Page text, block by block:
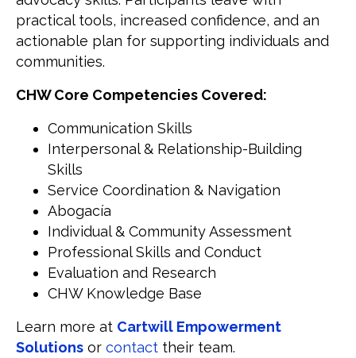
practical tools, increased confidence, and an
actionable plan for supporting individuals and
communities.
CHW Core Competencies Covered:
Communication Skills
Interpersonal & Relationship-Building
Skills
Service Coordination & Navigation
Abogacía
Individual & Community Assessment
Professional Skills and Conduct
Evaluation and Research
CHW Knowledge Base
Learn more at Cartwill Empowerment
Solutions or contact their team.